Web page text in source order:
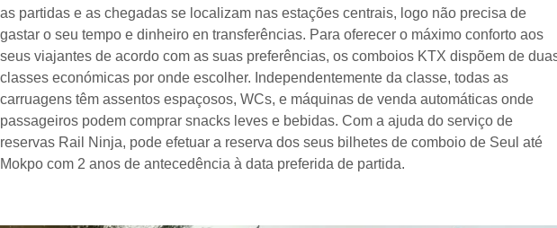
as partidas e as chegadas se localizam nas estações centrais, logo não precisa de
gastar o seu tempo e dinheiro en transferências. Para oferecer o máximo conforto aos
seus viajantes de acordo com as suas preferências, os comboios KTX dispõem de
classes económicas por onde escolher. Independentemente da classe, todas as
carruagens têm assentos espaçosos, WCs, e máquinas de venda automáticas onde
passageiros podem comprar snacks leves e bebidas. Com a ajuda do serviço de
reservas Rail Ninja, pode efetuar a reserva dos seus bilhetes de comboio de Seul até
Mokpo com 2 anos de antecedência à data preferida de partida.